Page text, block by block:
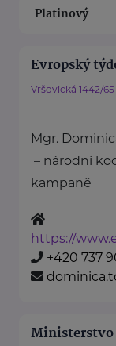
Platinový
Evropský
Vršovická 1442/65
Mgr.
– národní
kampaně
https://
+420 737
Ministerstvo